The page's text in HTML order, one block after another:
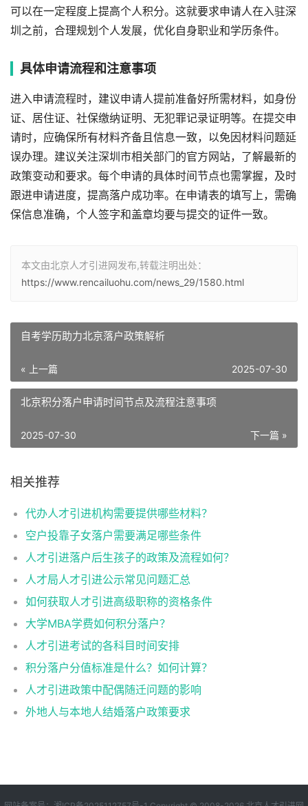
可以在一定程度上提高个人积分。这就要求申请人在入驻深
圳之前，合理规划个人发展，优化自身职业和学历条件。
具体申请流程和注意事项
进入申请流程时，建议申请人提前准备好所需材料，如身份
证、居住证、社保缴纳证明、无犯罪记录证明等。在提交申
请时，应确保所有材料齐备且信息一致，以免因材料问题延
误办理。建议关注深圳市相关部门的官方网站，了解最新的
政策变动和要求。每个申请的具体时间节点也需掌握，及时
跟进申请进度，提高落户成功率。在申请表的填写上，需确
保信息准确，个人签字和盖章均要与提交的证件一致。
本文由北京人才引进网发布,转载注明出处：
https://www.rencailuohu.com/news_29/1580.html
自考学历助力北京落户政策解析
« 上一篇 2025-07-30
北京积分落户申请时间节点及流程注意事项
下一篇 »
2025-07-30
相关推荐
代办人才引进机构需要提供哪些材料？
空户投靠子女落户需要满足哪些条件
人才引进落户后生孩子的政策及流程如何？
人才局人才引进公示常见问题汇总
如何获取人才引进高级职称的资格条件
大学MBA学费如何积分落户？
人才引进考试的各科目时间安排
积分落户分值标准是什么？如何计算？
人才引进政策中配偶随迁问题的影响
外地人与本地人结婚落户政策要求